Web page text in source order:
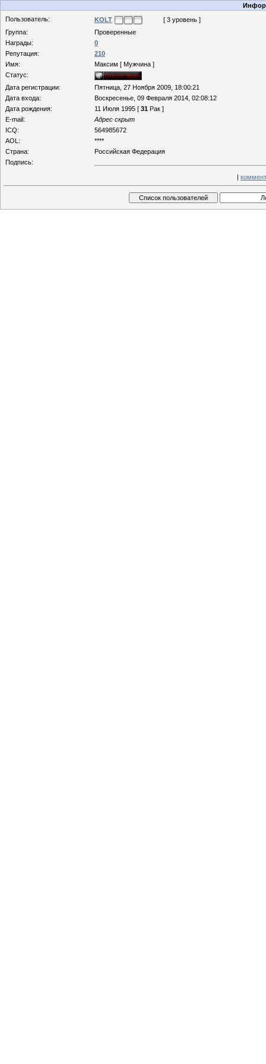
Пользователь:
KOLT
[ 3 уровень ]
Группа:
Проверенные
Награды:
0
Репутация:
210
Имя:
Максим [ Мужчина ]
Статус:
Дата регистрации:
Пятница, 27 Ноября 2009, 18:00:21
Дата входа:
Воскресенье, 09 Февраля 2014, 02:08:12
Дата рождения:
11 Июля 1995 [ 31 Рак ]
E-mail:
Адрес скрыт
ICQ:
564985672
AOL:
****
Страна:
Российская Федерация
Подпись:
|